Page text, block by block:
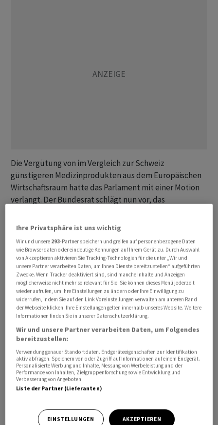
Die Vergütung von im Vergleich zur Schweiz
günstigeren Medizinprodukten aus dem Europäischen
Wirtschaftsraum hatte das Parlament mit einer Motion
verlangt. Der Bundesrat schlägt nun vor, das
ändern. Die teilweise niedrigeren Preise im Ausland
fördern, argumentiert er.
Derzeit werden Mittel und Gegenstände, die eine in der
Schweiz versicherte Person privat im Ausland erwirbt,
grundsätzlich nicht von den Krankenkassen vergütet.
Grund dafür ist das sogenannte Territorialitätsprinzip.
Damit können die Versicherten nur in Ausnahmefällen
vom manchmal günstigeren Angebot im Ausland
In Zukunft sollen die Krankenkassen verpflichtet sein,
die Kosten für im Ausland eingekaufte medizinische
Mittel und Gegenstände zurückzuerstatten. Welche
entschieden. Insbesondere gehe es aber um
Ihre Privatsphäre ist uns wichtig
Wir und unsere 293-Partner speichern und greifen auf personenbezogene Daten
wie Browserdaten oder eindeutige Kennungen auf Ihrem Gerät zu. Durch Auswahl
von Akzeptieren aktivieren Sie Tracking-Technologien für die unter „Wir und
unsere Partner verarbeiten Daten, um Ihnen Dienste bereitzustellen“ aufgeführten
Zwecke. Wenn Tracker deaktiviert sind, sind manche Inhalte und Anzeigen
möglicherweise nicht mehr so relevant für Sie. Sie können dieses Menü jederzeit
wieder aufrufen, um Ihre Einstellungen zu ändern oder Ihre Einwilligung zu
widerrufen, indem Sie auf den Link Voreinstellungen verwalten am unteren Rand
der Webseite klicken. Ihre Einstellungen gelten innerhalb unseres Website. Weitere
Informationen finden Sie in unserer Datenschutzerklärung.
Wir und unsere Partner verarbeiten Daten, um Folgendes
bereitzustellen:
Verwendung genauer Standortdaten. Endgeräteeigenschaften zur Identifikation
aktiv abfragen. Speichern von oder Zugriff auf Informationen auf einem Endgerät.
Personalisierte Werbung und Inhalte, Messung von Werbeleistung und der
Performance von Inhalten, Zielgruppenforschung sowie Entwicklung und
Verbesserung von Angeboten.
Liste der Partner (Lieferanten)
EINSTELLUNGEN AKZEPTIEREN